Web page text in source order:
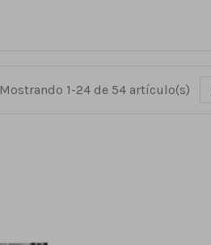
Mostrando 1-24 de 54 artículo(s)